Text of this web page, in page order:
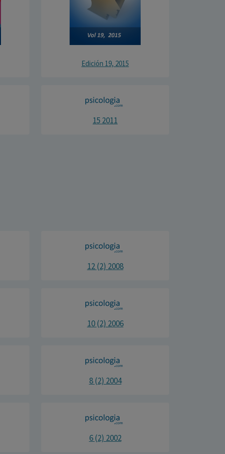
Edición 19, 2015
15 2011
12 (2) 2008
10 (2) 2006
8 (2) 2004
6 (2) 2002